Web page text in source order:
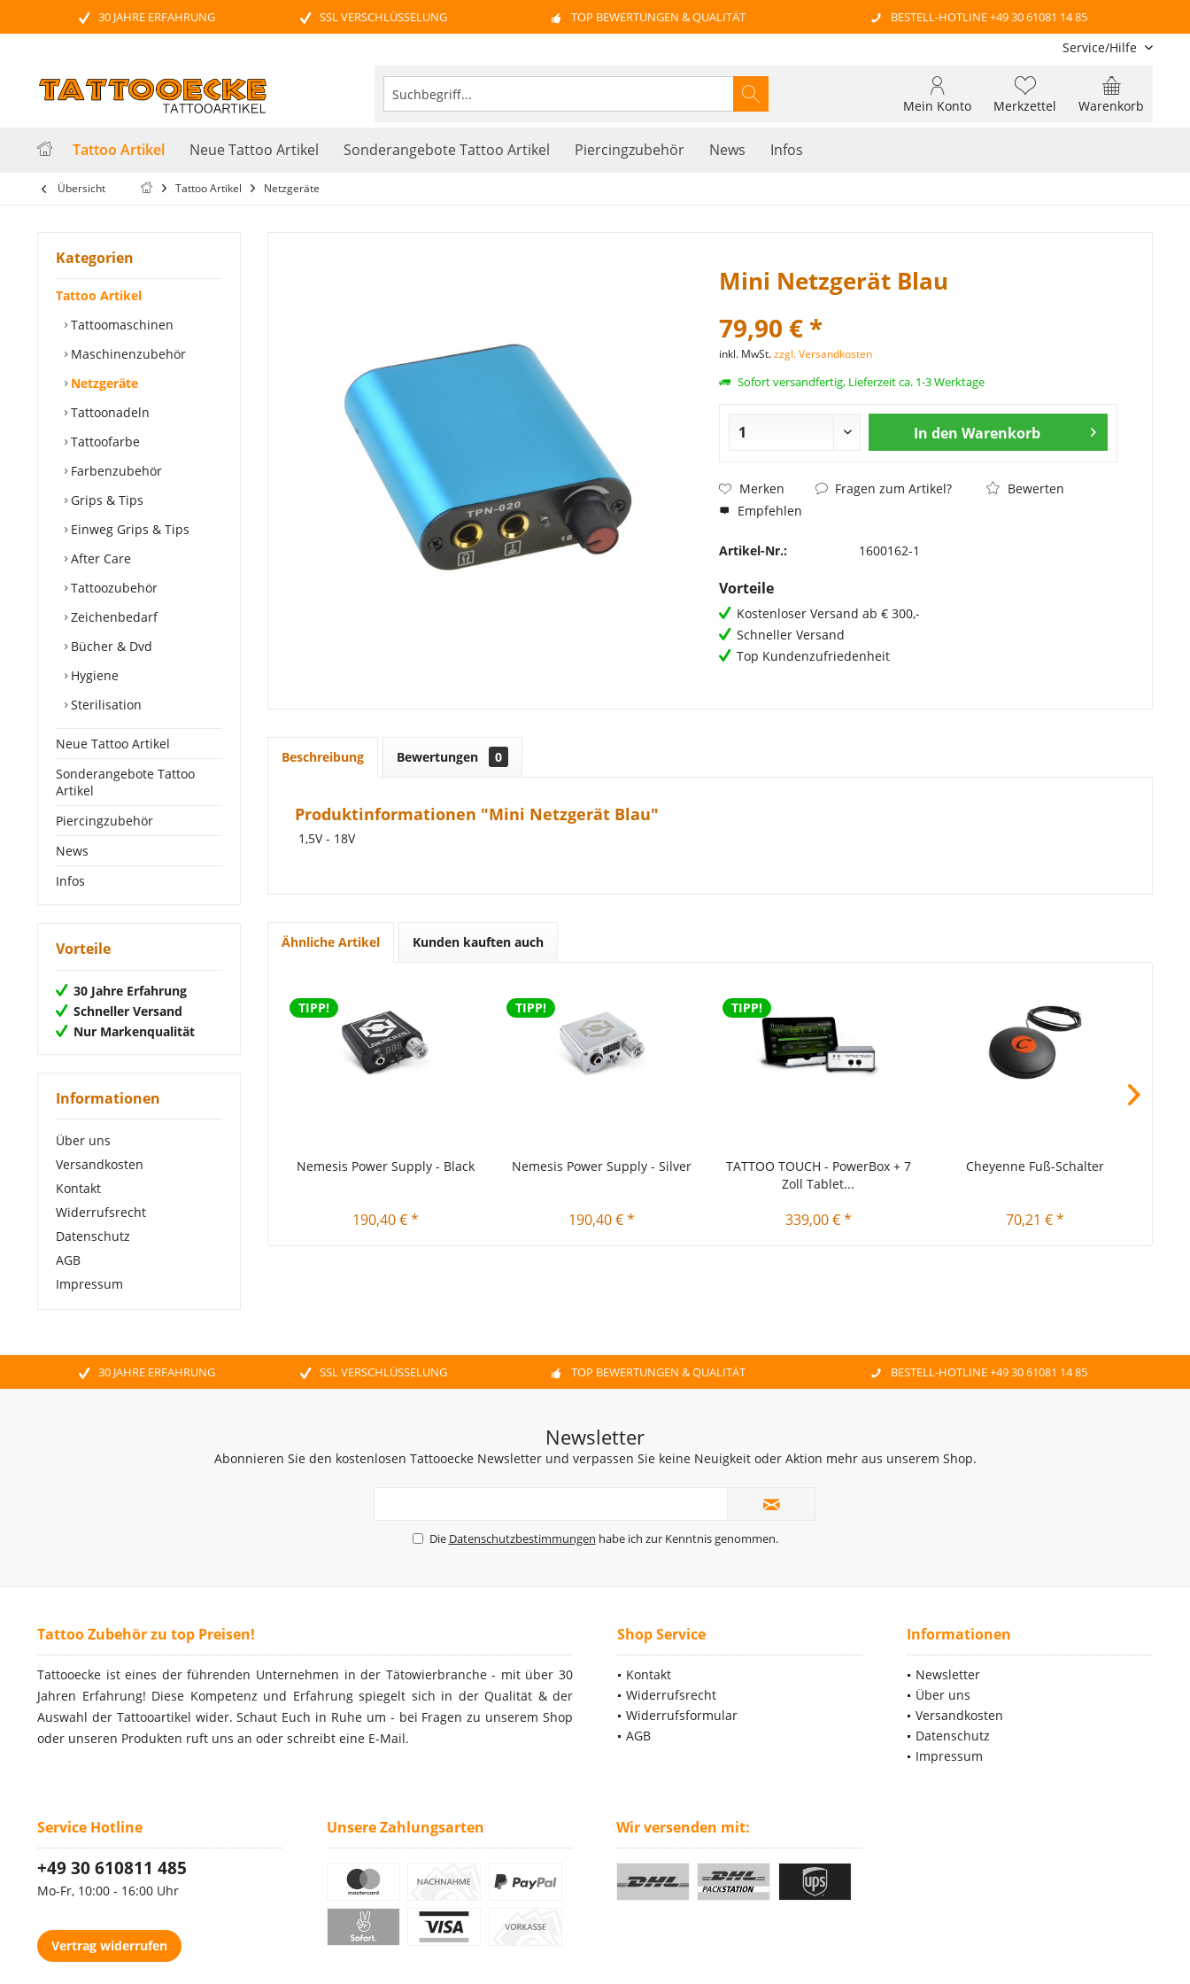
30 JAHRE ERFAHRUNG SSL VERSCHLÜSSELUNG TOP BEWERTUNGEN & QUALITÄT BESTELL-HOTLINE +49 30 61081 14 85
Service/Hilfe
Warenkorb
Merkzettel
Mein Konto
Tattoo Artikel Neue Tattoo Artikel Sonderangebote Tattoo Artikel Piercingzubehör News Infos
Übersicht Tattoo Artikel Netzgeräte
Kategorien
Tattoo Artikel
Tattoomaschinen
Maschinenzubehör
Netzgeräte
Tattoonadeln
Tattoofarbe
Farbenzubehör
Grips & Tips
Einweg Grips & Tips
After Care
Tattoozubehör
Zeichenbedarf
Bücher & Dvd
Hygiene
Sterilisation
Neue Tattoo Artikel
Sonderangebote Tattoo
Artikel
Piercingzubehör
News
Infos
Vorteile
30 Jahre Erfahrung
Schneller Versand
Nur Markenqualität
Informationen
Über uns
Versandkosten
Kontakt
Widerrufsrecht
Datenschutz
AGB
Impressum
Mini Netzgerät Blau
79,90 € *
inkl. MwSt.zzgl. Versandkosten
Sofort versandfertig, Lieferzeit ca. 1-3 Werktage
In den Warenkorb
Merken Fragen zum Artikel?
Bewerten
Empfehlen
Artikel-Nr.: 1600162-1
Vorteile
Kostenloser Versand ab € 300,-
Schneller Versand
Top Kundenzufriedenheit
Beschreibung Bewertungen 0
Produktinformationen "Mini Netzgerät Blau"
1,5V - 18V
Ähnliche Artikel Kunden kauften auch
TIPP!
Nemesis Power Supply - Black
190,40 € *
TIPP!
Nemesis Power Supply - Silver
190,40 € *
TIPP!
TATTOO TOUCH - PowerBox + 7
Zoll Tablet...
339,00 € *
Cheyenne Fuß-Schalter
70,21 € *
30 JAHRE ERFAHRUNG SSL VERSCHLÜSSELUNG TOP BEWERTUNGEN & QUALITÄT BESTELL-HOTLINE +49 30 61081 14 85
Newsletter
Abonnieren Sie den kostenlosen Tattooecke Newsletter und verpassen Sie keine Neuigkeit oder Aktion mehr aus unserem Shop.
Die Datenschutzbestimmungen habe ich zur Kenntnis genommen.
Tattoo Zubehör zu top Preisen!
Tattooecke ist eines der führenden Unternehmen in der Tätowierbranche - mit über 30
Jahren Erfahrung! Diese Kompetenz und Erfahrung spiegelt sich in der Qualität & der
Auswahl der Tattooartikel wider. Schaut Euch in Ruhe um - bei Fragen zu unserem Shop
oder unseren Produkten ruft uns an oder schreibt eine E-Mail.
Shop Service
Kontakt
Widerrufsrecht
Widerrufsformular
AGB
Informationen
Newsletter
Über uns
Versandkosten
Datenschutz
Impressum
Service Hotline
+49 30 610811 485
Mo-Fr, 10:00 - 16:00 Uhr
Vertrag widerrufen
Unsere Zahlungsarten Wir versenden mit: